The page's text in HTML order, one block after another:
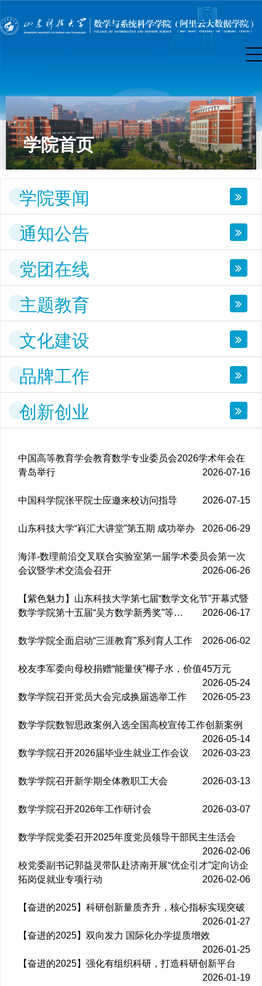
学院首页
学院要闻
通知公告
党团在线
主题教育
文化建设
品牌工作
创新创业
中国高等教育学会教育数学专业委员会2026学术年会在
青岛举行
2026-07-16
中国科学院张平院士应邀来校访问指导 2026-07-15
山东科技大学“嵙汇大讲堂”第五期 成功举办 2026-06-29
海洋-数理前沿交叉联合实验室第一届学术委员会第一次
会议暨学术交流会召开
2026-06-26
【紫色魅力】山东科技大学第七届“数学文化节”开幕式暨
数学学院第十五届“吴方数学新秀奖”等…
2026-06-17
数学学院全面启动“三涯教育”系列育人工作 2026-06-02
校友李军委向母校捐赠“能量侠”椰子水，价值45万元
2026-05-24
数学学院召开党员大会完成换届选举工作
2026-05-23
数学学院数智思政案例入选全国高校宣传工作创新案例
2026-05-14
数学学院召开2026届毕业生就业工作会议
2026-03-23
数学学院召开新学期全体教职工大会 2026-03-13
数学学院召开2026年工作研讨会 2026-03-07
数学学院党委召开2025年度党员领导干部民主生活会
2026-02-06
校党委副书记郭益灵带队赴济南开展“优企引才”定向访企
拓岗促就业专项行动
2026-02-06
【奋进的2025】科研创新量质齐升，核心指标实现突破
2026-01-27
【奋进的2025】双向发力 国际化办学提质增效
2026-01-25
【奋进的2025】强化有组织科研，打造科研创新平台
2026-01-19